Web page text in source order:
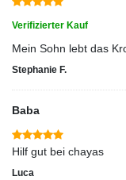
Verifizierter Kauf
Mein Sohn lebt das
Stephanie F.
Baba
Hilf gut bei chayas
Luca